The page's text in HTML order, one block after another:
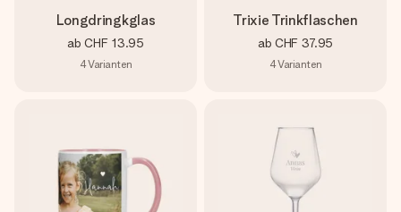
Longdringkglas
ab CHF 13.95
4Varianten
Trixie Trinkflaschen
ab CHF 37.95
4Varianten